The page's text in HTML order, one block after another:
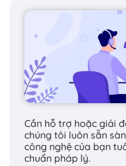
Chuyển
hành
hóa lợi
của
Sử dụng công
Cần hỗ trợ hoặc giải
chúng tôi luôn sẵn
công nghệ của bạn
chuẩn pháp lý.